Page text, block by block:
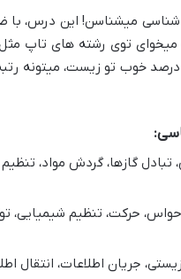
شناسی میشناسن! این درس،
میخوای توی رشته های تاپ
خوب تو زیست، میتونه
گازها، گردش مواد،
حرکت، تنظیم شیمیایی،
جریان اطلاعات، انتقال